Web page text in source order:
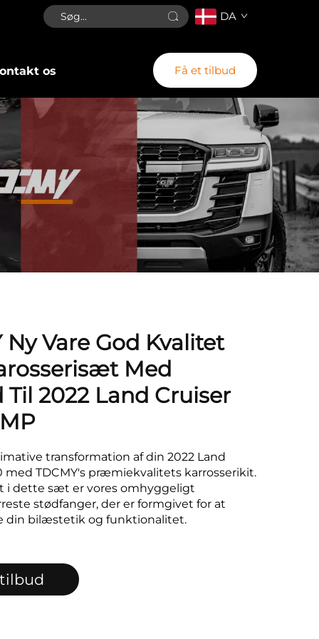
DA
os Få et tilbud
Ny Vare God Kvalitet
Med
Til 2022 Land Cruiser
transformation af din 2022 Land
med TDCMY's præmiekvalitets karrosserikit.
i dette sæt er vores omhyggeligt
stødfanger, der er formgivet for at
din bilæstetik og funktionalitet.